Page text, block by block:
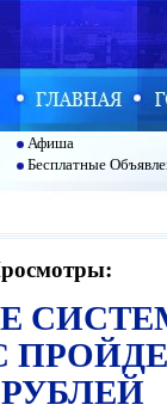
Афиша
Бесплатные